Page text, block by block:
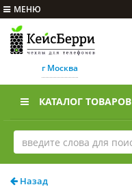
МЕНЮ
г Москва
КАТАЛОГ ТОВАРОВ
Назад